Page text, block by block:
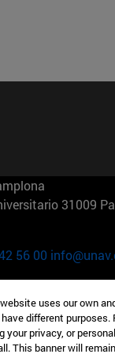
31009
56 00
Águila 3
uses our own
different
your privacy, or
This banner will